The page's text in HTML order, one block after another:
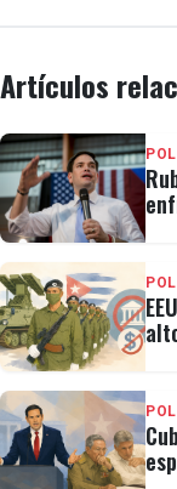
Artículos